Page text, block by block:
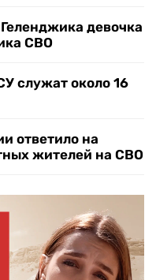
девочка
СВО
служат около 16
ответило на
жителей на СВО